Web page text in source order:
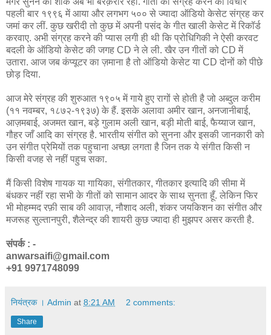
पहली बार १९९६ में आया और लगभग ५०० से ज्यादा ऑडियो केसेट संग्रह कर
जमां कर लीं. कुछ खरीदी तो कुछ में अपनी पसंद के गीत खाली केसेट में रिकॉर्ड
करवाए. अभी संग्रह करने की प्यास लगी ही थी कि प्रोधिगिकी ने ऐसी करवट
बदली के ऑडियो केसेट की जगह CD ने ले ली. खैर उन गीतों को CD में
उतारा. आज जब कंप्यूटर का ज़माना है तो ऑडियो केसेट या CD दोनों को पीछे
छोड़ दिया.
आज मेरे संग्रह की शुरुआत १९०५ में गाये हुए रागों से होती है जो अब्दुल करीम
(११ नवम्बर, १८७२-१९३७) के हैं. इसके अलावा अमीर खान, अनजानीबाई,
आज़मबाई, अजमत खान, बड़े गुलाम अली खान, बड़ी मोती बाई, फैय्याज खान,
गौहर जाँ आदि का संग्रह है. भारतीय संगीत को सुनना और इसकी जानकारी को
उन संगीत प्रेमियों तक पहुचाना अच्छा लगता है जिन तक ये संगीत किसी न
किसी वजह से नहीं पहुच सका.
मैं किसी विशेष गायक या गायिका, संगीतकार, गीतकार इत्यादि की सीमा में
बंधकर नहीं रहा सभी के गीतों को सामान आदर के साथ सुनता हूँ. लेकिन फिर
भी मोहम्मद रफ़ी साब की आवाज़, नौशाद अली, शंकर जयकिशन का संगीत और
मजरूह सुल्तानपुरी, शैलेन्द्र की शायरी कुछ ज्यादा ही मुझपर असर करती है.
संपर्क : -
anwarsaifi@gmail.com
+91 9971748099
नियंत्रक । Admin at 8:21 AM 2 comments:
Share